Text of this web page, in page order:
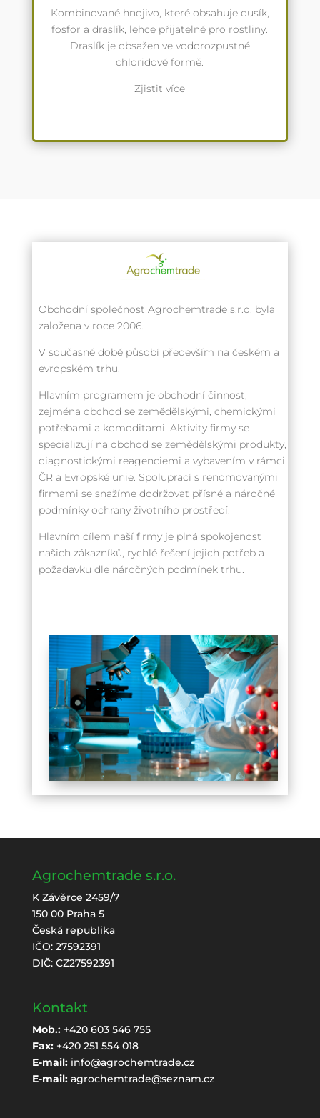
Kombinované hnojivo, které obsahuje dusík,
fosfor a draslík, lehce přijatelné pro rostliny.
Draslík je obsažen ve vodorozpustné
chloridové formě.
Zjistit více
Obchodní společnost Agrochemtrade s.r.o. byla
založena v roce 2006.
V současné době působí především na českém a
evropském trhu.
Hlavním programem je obchodní činnost,
zejména obchod se zemědělskými, chemickými
potřebami a komoditami. Aktivity firmy se
specializují na obchod se zemědělskými produkty,
diagnostickými reagenciemi a vybavením v rámci
ČR a Evropské unie. Spoluprací s renomovanými
firmami se snažíme dodržovat přísné a náročné
podmínky ochrany životního prostředí.
Hlavním cílem naší firmy je plná spokojenost
našich zákazníků, rychlé řešení jejich potřeb a
požadavku dle náročných podmínek trhu.
Agrochemtrade s.r.o.
K Závěrce 2459/7
150 00 Praha 5
Česká republika
IČO: 27592391
DIČ: CZ27592391
Kontakt
Mob.:+420 603 546 755
Fax:+420 251 554 018
E-mail: info@agrochemtrade.cz
E-mail: agrochemtrade@seznam.cz